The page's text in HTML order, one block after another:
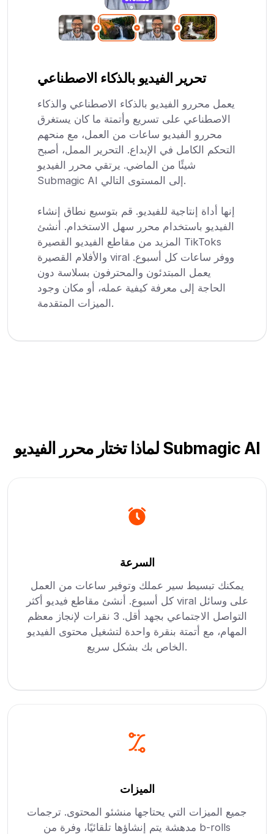
تحرير الفيديو بالذكاء الاصطناعي
يعمل محررو الفيديو بالذكاء الاصطناعي والذكاء
الاصطناعي على تسريع وأتمتة ما كان يستغرق
محررو الفيديو ساعات من العمل، مع منحهم
التحكم الكامل في الإبداع. التحرير الممل، أصبح
شيئًا من الماضي. يرتقي محرر الفيديو
Submagic AI إلى المستوى التالي.
إنها أداة إنتاجية للفيديو. قم بتوسيع نطاق إنشاء
الفيديو باستخدام محرر سهل الاستخدام. أنشئ
المزيد من مقاطع الفيديو القصيرة TikToks
والأفلام القصيرة viral ووفر ساعات كل أسبوع.
يعمل المبتدئون والمحترفون بسلاسة دون
الحاجة إلى معرفة كيفية عمله، أو مكان وجود
الميزات المتقدمة.
لماذا تختار محرر الفيديو Submagic AI
السرعة
يمكنك تبسيط سير عملك وتوفير ساعات من العمل
كل أسبوع. أنشئ مقاطع فيديو أكثر viral على وسائل
التواصل الاجتماعي بجهد أقل. 3 نقرات لإنجاز معظم
المهام، مع أتمتة بنقرة واحدة لتشغيل محتوى الفيديو
الخاص بك بشكل سريع.
الميزات
جميع الميزات التي يحتاجها منشئو المحتوى. ترجمات
مدهشة يتم إنشاؤها تلقائيًا، وفرة من b-rolls